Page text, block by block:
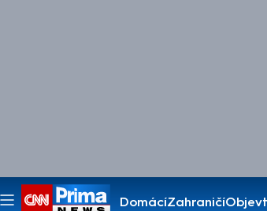
DomácíZahraničí